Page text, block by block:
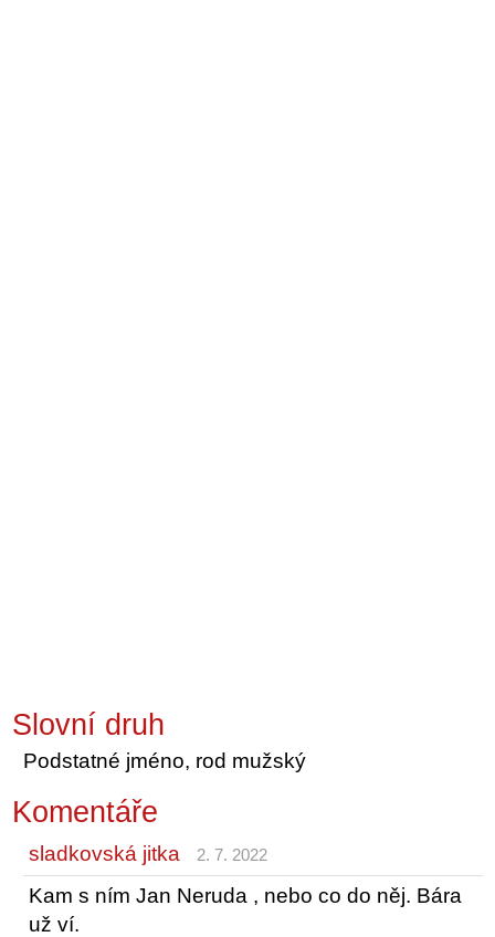
Slovní druh
Podstatné jméno, rod mužský
Komentáře
sladkovská jitka 2. 7. 2022
Kam s ním Jan Neruda , nebo co do něj. Bára
už ví.